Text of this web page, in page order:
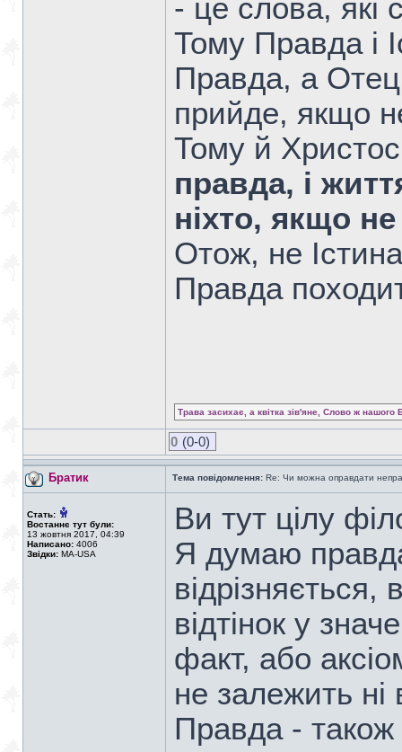
- це слова, які
Тому Правда і
Правда, а
прийде, якщо
Тому й
правда, і
ніхто, якщо
Отож, не
Правда
Трава засихає, а квітка зів'яне, Слово ж нашого
0 (0-0)
Братик Тема повідомлення: Re: Чи можна оправдати
Стать:
Востаннє тут були:
13 жовтня 2017, 04:39
Написано: 4006
Звідки: MA-USA
Ви тут цілу
Я думаю
відтінок у
факт, або
не залежить ні
Правда - також